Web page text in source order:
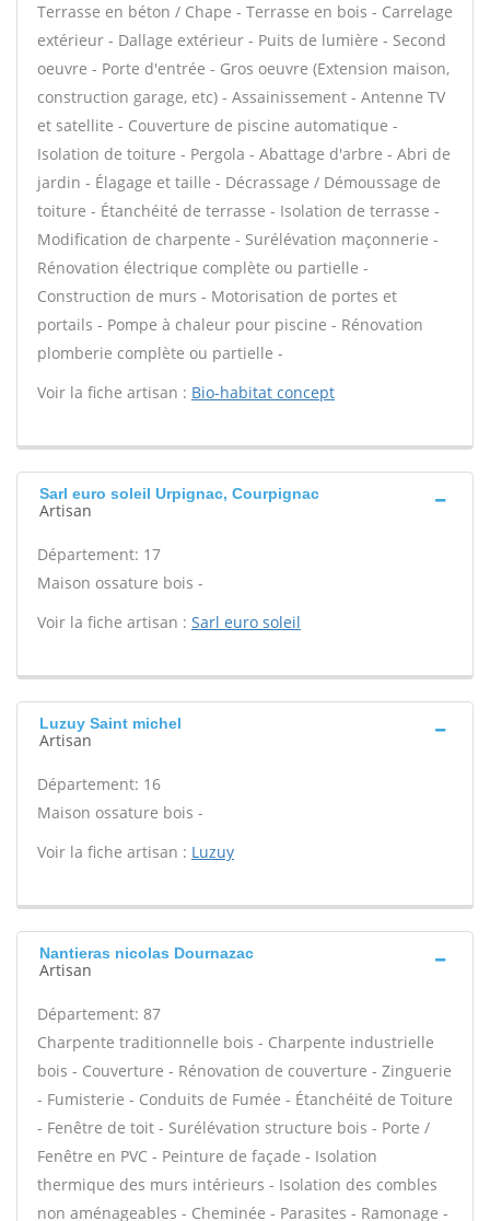
Terrasse en béton / Chape - Terrasse en bois - Carrelage
extérieur - Dallage extérieur - Puits de lumière - Second
oeuvre - Porte d'entrée - Gros oeuvre (Extension maison,
construction garage, etc) - Assainissement - Antenne TV
et satellite - Couverture de piscine automatique -
Isolation de toiture - Pergola - Abattage d'arbre - Abri de
jardin - Élagage et taille - Décrassage / Démoussage de
toiture - Étanchéité de terrasse - Isolation de terrasse -
Modification de charpente - Surélévation maçonnerie -
Rénovation électrique complète ou partielle -
Construction de murs - Motorisation de portes et
portails - Pompe à chaleur pour piscine - Rénovation
plomberie complète ou partielle -
Voir la fiche artisan : Bio-habitat concept
Sarl euro soleil Urpignac, Courpignac
Artisan
Département: 17
Maison ossature bois -
Voir la fiche artisan : Sarl euro soleil
Luzuy Saint michel
Artisan
Département: 16
Maison ossature bois -
Voir la fiche artisan : Luzuy
Nantieras nicolas Dournazac
Artisan
Département: 87
Charpente traditionnelle bois - Charpente industrielle
bois - Couverture - Rénovation de couverture - Zinguerie
- Fumisterie - Conduits de Fumée - Étanchéité de Toiture
- Fenêtre de toit - Surélévation structure bois - Porte /
Fenêtre en PVC - Peinture de façade - Isolation
thermique des murs intérieurs - Isolation des combles
non aménageables - Cheminée - Parasites - Ramonage -